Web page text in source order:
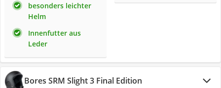
besonders leichter
Helm
Innenfutter aus
Leder
Bores SRM Slight 3 Final Edition